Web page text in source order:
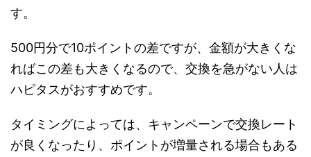
す。
500円分で10ポイントの差ですが、金額が大きくな
ればこの差も大きくなるので、交換を急がない人は
ハピタスがおすすめです。
タイミングによっては、キャンペーンで交換レート
が良くなったり、ポイントが増量される場合もある